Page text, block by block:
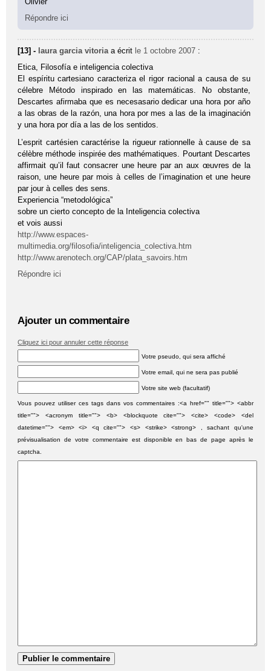
Répondre ici
[13] - laura garcia vitoria a écrit le 1 octobre 2007 :
Etica, Filosofía e inteligencia colectiva
El espíritu cartesiano caracteriza el rigor racional a causa de su
célebre Método inspirado en las matemáticas. No obstante,
Descartes afirmaba que es necesasario dedicar una hora por año
a las obras de la razón, una hora por mes a las de la imaginación
y una hora por día a las de los sentidos.
L’esprit cartésien caractérise la rigueur rationnelle à cause de sa
célèbre méthode inspirée des mathématiques. Pourtant Descartes
affirmait qu’il faut consacrer une heure par an aux œuvres de la
raison, une heure par mois à celles de l’imagination et une heure
par jour à celles des sens.
Experiencia “metodológica”
sobre un cierto concepto de la Inteligencia colectiva
et vois aussi
http://www.espaces-
multimedia.org/filosofia/inteligencia_colectiva.htm
http://www.arenotech.org/CAP/plata_savoirs.htm
Répondre ici
Ajouter un commentaire
Cliquez ici pour annuler cette réponse
Votre pseudo, qui sera affiché
Votre email, qui ne sera pas publié
Votre site web (facultatif)
Vous pouvez utiliser ces tags dans vos commentaires :<a href="" title=""> <abbr
title=""> <acronym title=""> <b> <blockquote cite=""> <cite> <code> <del
datetime=""> <em> <i> <q cite=""> <s> <strike> <strong> , sachant qu'une
prévisualisation de votre commentaire est disponible en bas de page après le
captcha.